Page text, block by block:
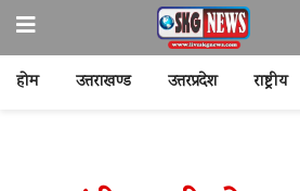
होम उत्तराखण्ड उत्तरप्रदेश राष्ट्रीय